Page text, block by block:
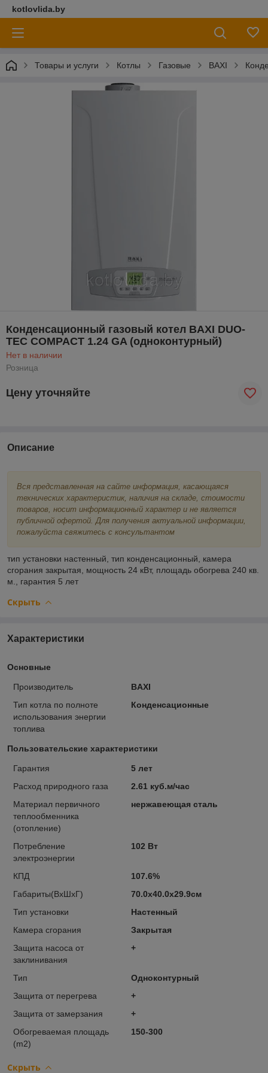
kotlovlida.by
Товары и услуги Котлы Газовые BAXI
Конденсационный газовый котел BAXI DUO-
TEC COMPACT 1.24 GA (одноконтурный)
Нет в наличии
Розница
Цену уточняйте
Описание
Вся представленная на сайте информация, касающаяся
технических характеристик, наличия на складе, стоимости
товаров, носит информационный характер и не является
публичной офертой. Для получения актуальной информации,
пожалуйста свяжитесь с консультантом
тип установки настенный, тип конденсационный, камера
сгорания закрытая, мощность 24 кВт, площадь обогрева 240 кв.
м., гарантия 5 лет
Скрыть
Характеристики
Основные
Производитель
BAXI
Тип котла по полноте
использования энергии
топлива
Конденсационные
Пользовательские характеристики
Гарантия
5 лет
Расход природного газа
2.61 куб.м/час
Материал первичного
теплообменника
(отопление)
нержавеющая сталь
Потребление
электроэнергии
102 Вт
КПД
107.6%
Габариты(ВхШхГ)
70.0x40.0x29.9см
Тип установки
Настенный
Камера сгорания
Закрытая
Защита насоса от
заклинивания
+
Тип
Одноконтурный
Защита от перегрева
+
Защита от замерзания
+
Обогреваемая площадь
(m2)
150-300
Скрыть